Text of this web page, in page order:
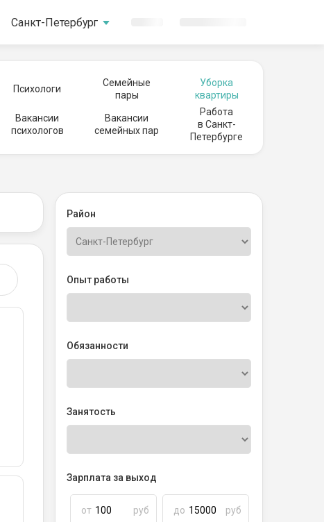
Санкт-Петербург
Психологи
Семейные
пары
Уборка
квартиры
Вакансии
психологов
Вакансии
семейных пар
Работа
в Санкт-
Петербурге
Район
Опыт работы
Обязанности
Занятость
Зарплата за выход
от руб до руб